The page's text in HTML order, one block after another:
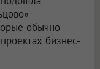
обычно
бизнес-